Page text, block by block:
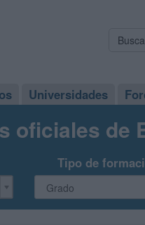
Universidades
oficiales de
Tipo de